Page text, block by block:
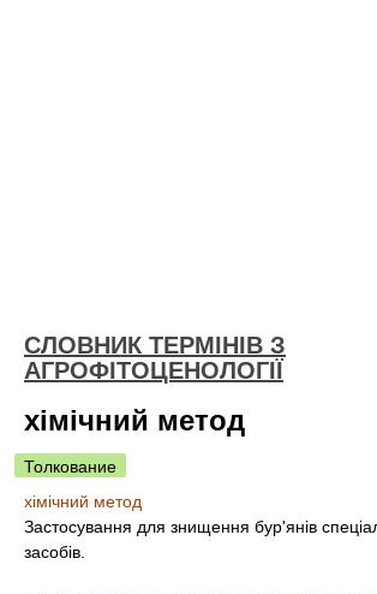
СЛОВНИК ТЕРМІНІВ З
АГРОФІТОЦЕНОЛОГІЇ
хімічний метод
Толкование
хімічний метод
Застосування для знищення бур'янів
засобів.